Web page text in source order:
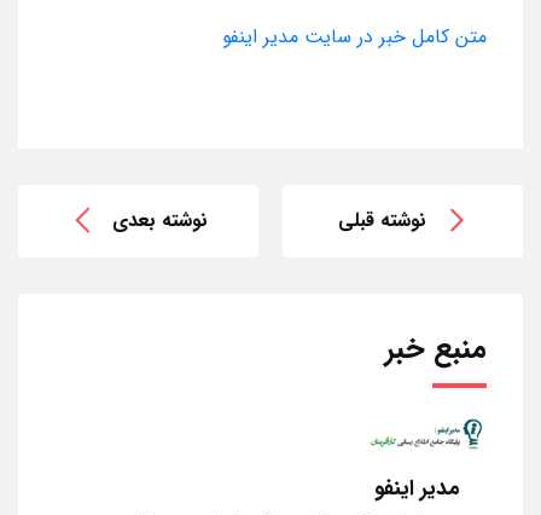
متن کامل خبر در سایت مدیر اینفو
نوشته قبلی نوشته بعدی
منبع خبر
مدیر اینفو